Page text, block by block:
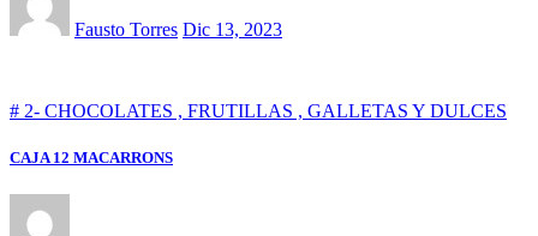
Fausto Torres Dic 13, 2023
# 2- CHOCOLATES , FRUTILLAS , GALLETAS Y DULCES
CAJA 12 MACARRONS